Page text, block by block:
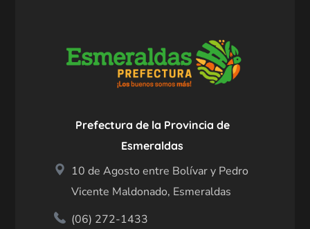
Prefectura de la Provincia de
Esmeraldas
10 de Agosto entre Bolívar y Pedro
Vicente Maldonado, Esmeraldas
(06) 272-1433